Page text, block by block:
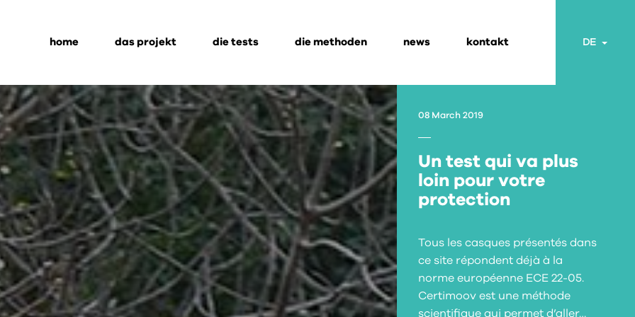
home das projekt die tests die methoden news kontakt DE
08 March 2019
Un test qui va plus
loin pour votre
protection
Tous les casques présentés dans
ce site répondent déjà à la
norme européenne ECE 22-05.
Certimoov est une méthode
scientifique qui permet d’aller…